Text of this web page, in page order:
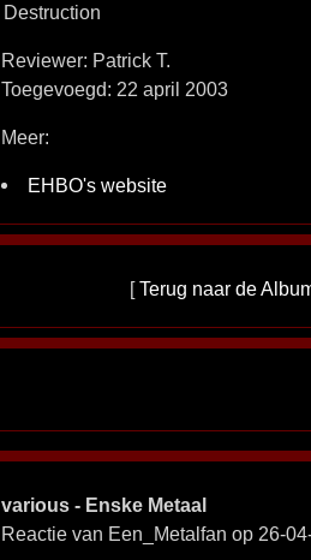
Destruction
Reviewer: Patrick T.
Toegevoegd: 22 april 2003
Meer:
EHBO's website
[Terug naar de
various - Enske Metaal
Reactie van Een_Metalfan op 26-